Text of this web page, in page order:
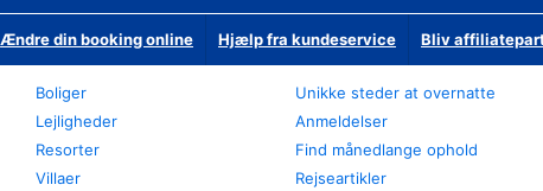
Ændre din booking online Hjælp fra kundeservice Bliv
Boliger
Lejligheder
Resorter
Villaer
Unikke steder at overnatte
Anmeldelser
Find månedlange ophold
Rejseartikler